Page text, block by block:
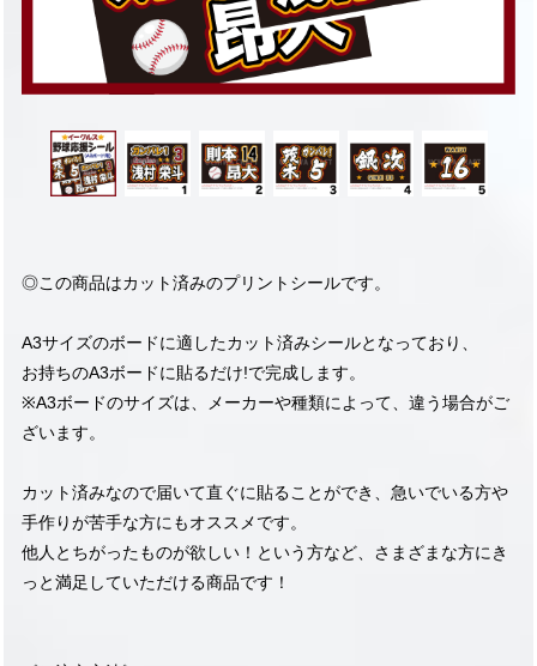
◎この商品はカット済みのプリントシールです。
A3サイズのボードに適したカット済みシールとなっており、
お持ちのA3ボードに貼るだけ!で完成します。
※A3ボードのサイズは、メーカーや種類によって、違う場合がご
ざいます。
カット済みなので届いて直ぐに貼ることができ、急いでいる方や
手作りが苦手な方にもオススメです。
他人とちがったものが欲しい！という方など、さまざまな方にき
っと満足していただける商品です！